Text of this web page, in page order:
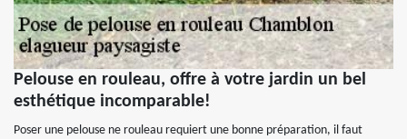
Pelouse en rouleau, offre à votre jardin un bel
esthétique incomparable!
Poser une pelouse ne rouleau requiert une bonne préparation, il faut